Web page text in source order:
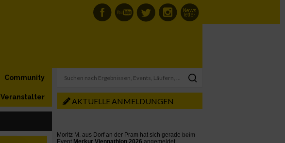
Community
Veranstalter AKTUELLE ANMELDUNGEN